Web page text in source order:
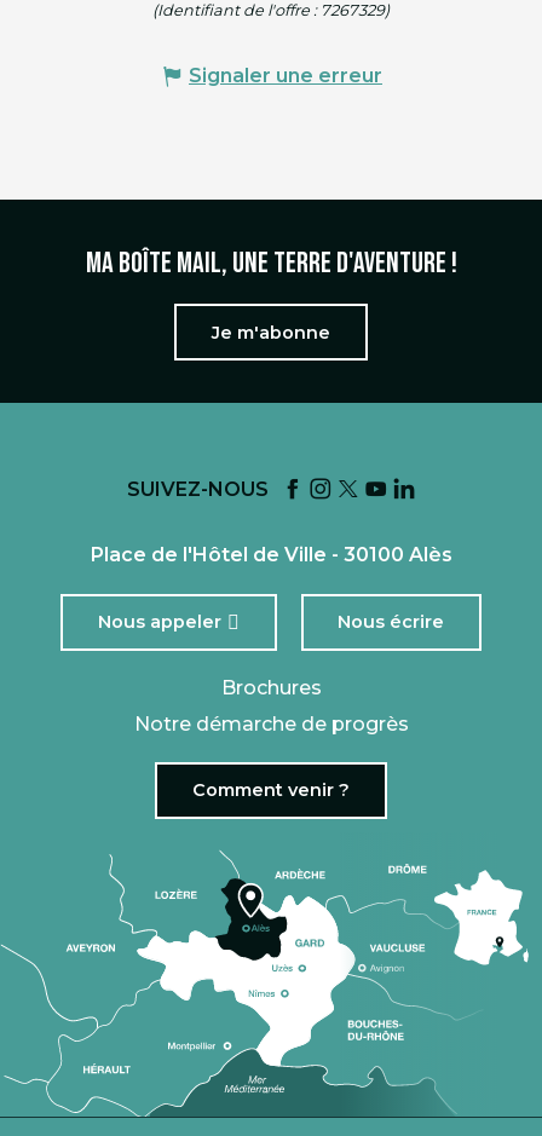
(Identifiant de l'offre : 7267329)
Signaler une erreur
Ma boîte mail, une terre d'aventure !
Je m'abonne
SUIVEZ-NOUS
Place de l'Hôtel de Ville - 30100 Alès
Nous appeler Nous écrire
Brochures
Notre démarche de progrès
Comment venir ?